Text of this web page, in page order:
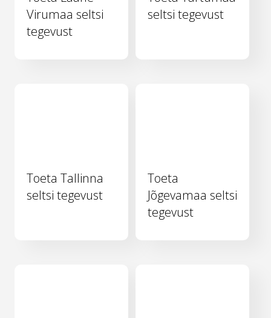
Virumaa seltsi
tegevust
seltsi tegevust
Toeta Tallinna
seltsi tegevust
Toeta
Jõgevamaa seltsi
tegevust